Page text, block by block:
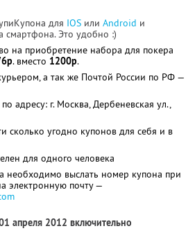
для IOS или Android и
смартфона. Это удобно :)
на приобретение набора для покера
. вместо 1200р.
а так же Почтой России по РФ —
адресу: г. Москва, Дербеневская ул.,
сколько угодно купонов для себя и в
для одного человека
необходимо выслать номер купона при
электронную почту —
апреля 2012 включительно